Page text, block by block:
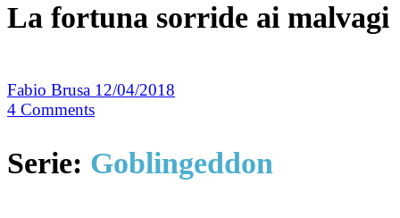
La fortuna sorride ai malvagi
Fabio Brusa 12/04/2018
4 Comments
Serie: Goblingeddon